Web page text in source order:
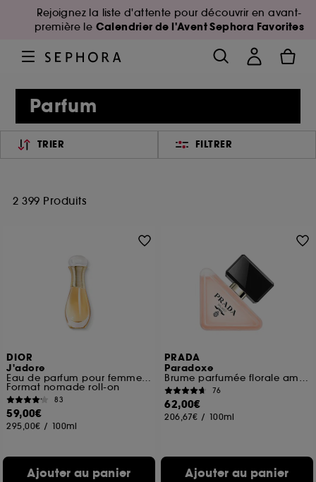
Rejoignez la liste d'attente pour découvrir en avant-
première le Calendrier de l'Avent Sephora Favorites
Parfum
TRIER FILTRER
2 399 Produits
DIOR
J'adore
Eau de parfum pour femme roller-pearl
Format nomade roll-on
83
59,00€
295,00€ / 100ml
Ajouter au panier
PRADA
Paradoxe
Brume parfumée florale ambrée pour les cheveux
76
62,00€
206,67€ / 100ml
Ajouter au panier